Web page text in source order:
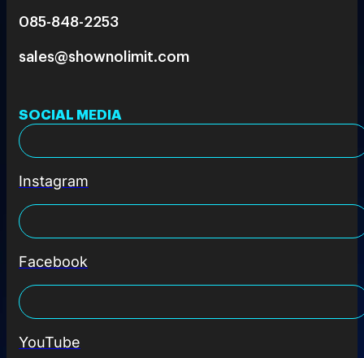
085-848-2253
sales@shownolimit.com
SOCIAL MEDIA
Instagram
Facebook
YouTube